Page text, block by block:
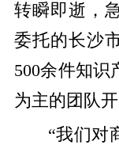
转瞬即逝，
委托的长沙
500余件知识
为主的团队
“我们对